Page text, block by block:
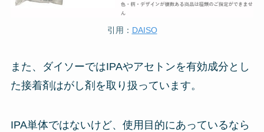
引用： DAISO
また、ダイソーではIPAやアセトンを有効成分とし
た接着剤はがし剤を取り扱っています。
IPA単体ではないけど、使用目的にあっているなら